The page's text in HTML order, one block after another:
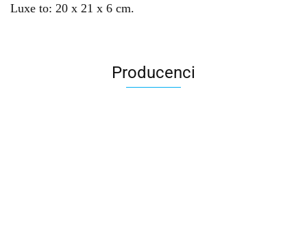
Luxe to: 20 x 21 x 6 cm.
Producenci